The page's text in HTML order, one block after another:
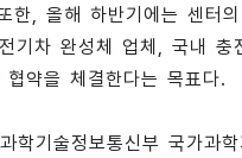
한, 올해 하반기에는 센터
기차 완성체 업체, 국내 충
협약을 체결한다는 목표다.
학기술정보통신부 국가과